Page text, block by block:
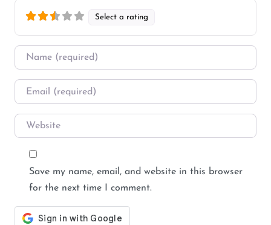
Select a rating
Name
Email
Website
Save my name, email, and website in this browser
for the next time I comment.